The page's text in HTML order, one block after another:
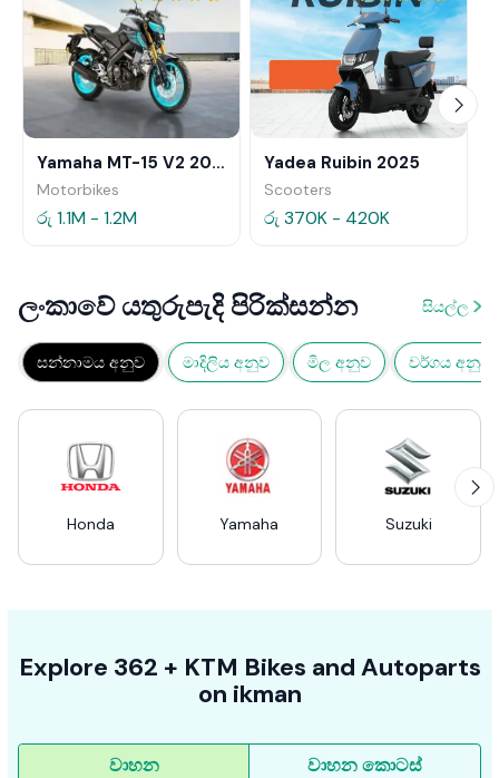
Yamaha MT-15 V2 2025
Motorbikes
රු 1.1M - 1.2M
Yadea Ruibin 2025
Scooters
රු 370K - 420K
ලංකාවේ යතුරුපැදි පිරික්සන්න සියල්ල
සන්නාමය අනුව මාදිලිය අනුව මිල අනුව වර්ගය අනුව
Honda Yamaha Suzuki
Explore 362 + KTM Bikes and Autoparts
on ikman
වාහන වාහන කොටස්